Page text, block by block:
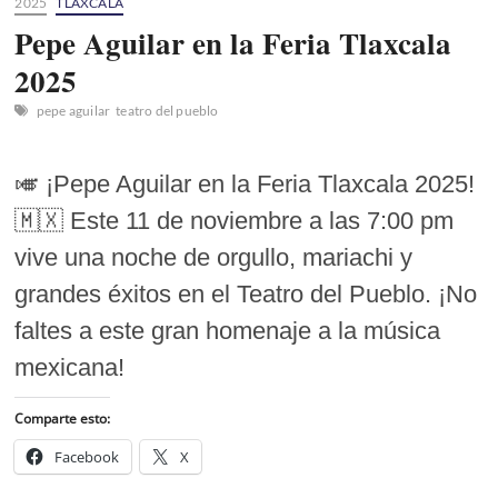
Pepe Aguilar en la Feria Tlaxcala
2025
pepe aguilar teatro del pueblo
🎺 ¡Pepe Aguilar en la Feria Tlaxcala 2025!
🇲🇽 Este 11 de noviembre a las 7:00 pm
vive una noche de orgullo, mariachi y
grandes éxitos en el Teatro del Pueblo. ¡No
faltes a este gran homenaje a la música
mexicana!
Comparte esto:
Facebook X